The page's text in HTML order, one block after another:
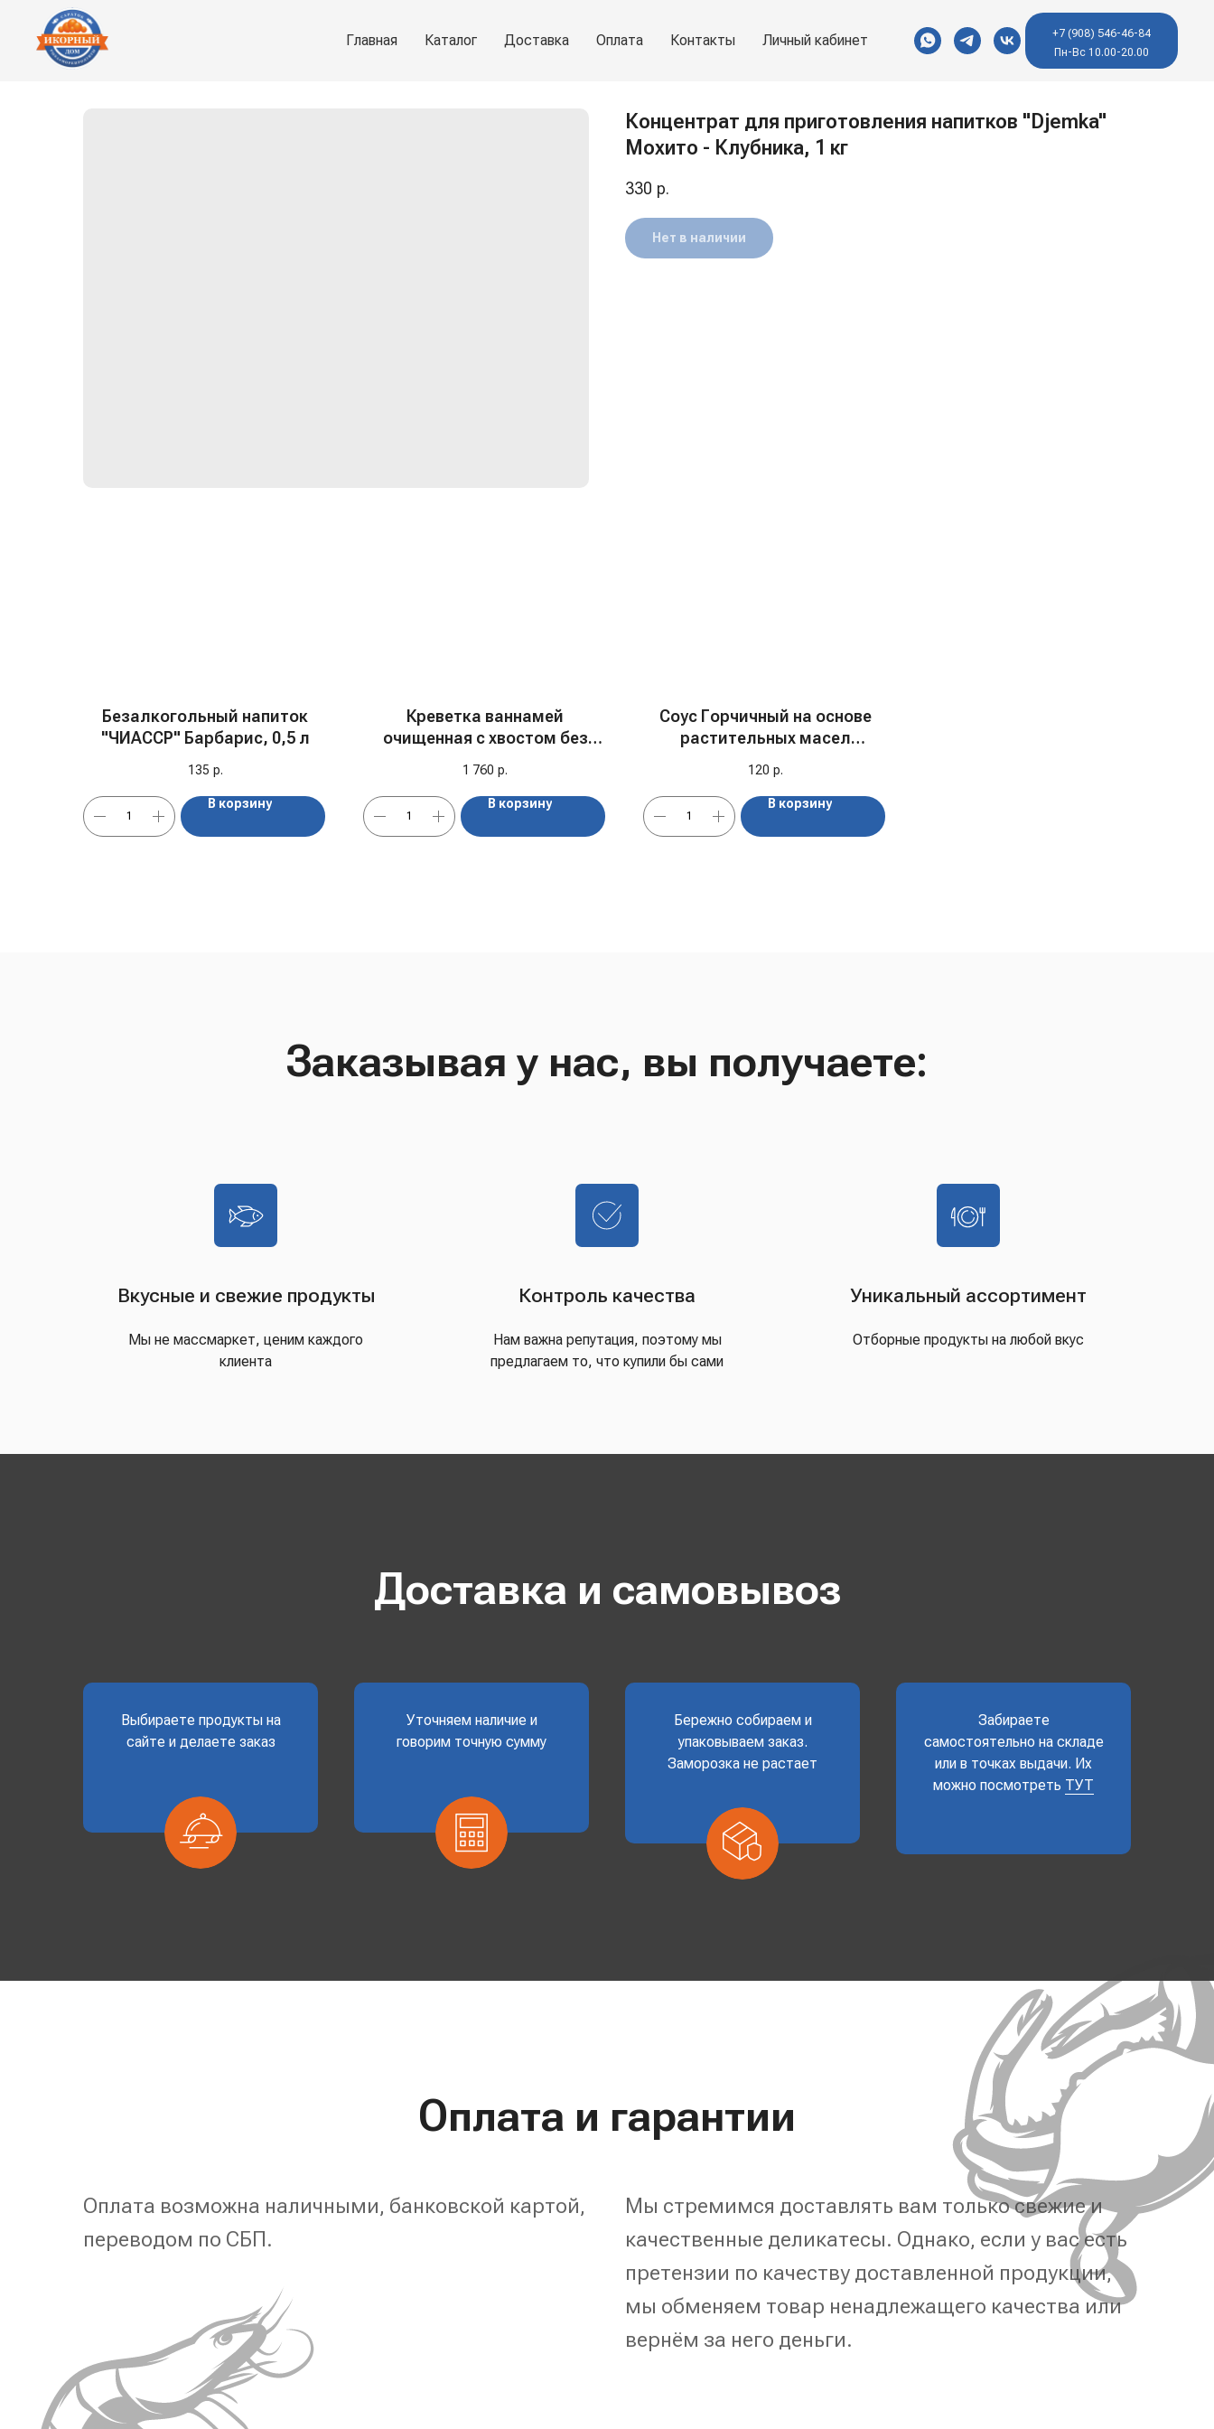
Главная Каталог Доставка Оплата Контакты Личный кабинет
+7 (908) 546-46-84
Пн-Вс 10.00-20.00
Концентрат для приготовления напитков "Djemka"
Мохито - Клубника, 1 кг
330 р.
Нет в наличии
Безалкогольный напиток
"ЧИАССР" Барбарис, 0,5 л
135 р.
В корзину
Креветка ваннамей
очищенная с хвостом без
1 760 р.
В корзину
Соус Горчичный на основе
растительных масел
120 р.
В корзину
Заказывая у нас, вы получаете:
Вкусные и свежие продукты
Мы не массмаркет, ценим каждого
клиента
Контроль качества
Нам важна репутация, поэтому мы
предлагаем то, что купили бы сами
Уникальный ассортимент
Отборные продукты на любой вкус
Доставка и самовывоз
Выбираете продукты на
сайте и делаете заказ
Уточняем наличие и
говорим точную сумму
Бережно собираем и
упаковываем заказ.
Заморозка не растает
Забираете
самостоятельно на складе
или в точках выдачи. Их
можно посмотреть ТУТ
Оплата и гарантии
Оплата возможна наличными, банковской картой,
переводом по СБП.
Мы стремимся доставлять вам только свежие и
качественные деликатесы. Однако, если у вас есть
претензии по качеству доставленной продукции,
мы обменяем товар ненадлежащего качества или
вернём за него деньги.